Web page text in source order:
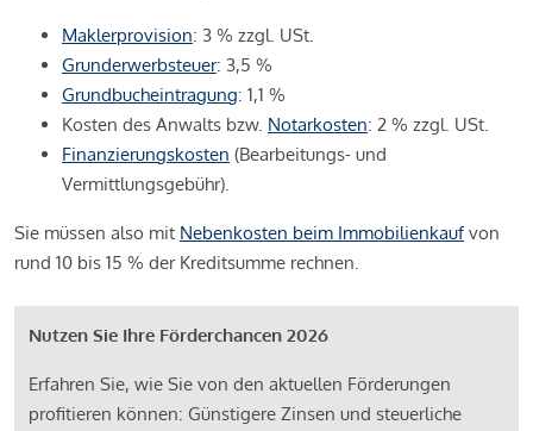
Maklerprovision: 3 % zzgl. USt.
Grunderwerbsteuer: 3,5 %
Grundbucheintragung: 1,1 %
Kosten des Anwalts bzw. Notarkosten: 2 % zzgl. USt.
Finanzierungskosten (Bearbeitungs- und
Vermittlungsgebühr).
Sie müssen also mit Nebenkosten beim Immobilienkaufvon
rund 10 bis 15 % der Kreditsumme rechnen.
Nutzen Sie Ihre Förderchancen 2026
Erfahren Sie, wie Sie von den aktuellen Förderungen
profitieren können: Günstigere Zinsen und steuerliche